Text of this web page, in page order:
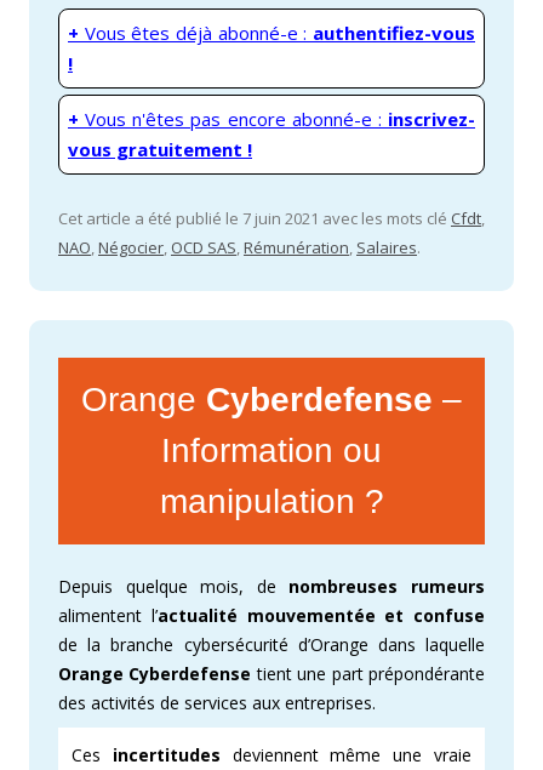
+ Vous êtes déjà abonné-e : authentifiez-vous
!
+ Vous n'êtes pas encore abonné-e : inscrivez-
vous gratuitement !
Cet article a été publié le 7 juin 2021 avec les mots clé Cfdt,
NAO,Négocier, OCD SAS,Rémunération, Salaires.
Orange Cyberdefense –
Information ou
manipulation ?
Depuis quelque mois, de nombreuses rumeurs
alimentent l’actualité mouvementée et confuse
de la branche cybersécurité d’Orange dans laquelle
Orange Cyberdefense tient une part prépondérante
des activités de services aux entreprises.
Ces incertitudes deviennent même une vraie